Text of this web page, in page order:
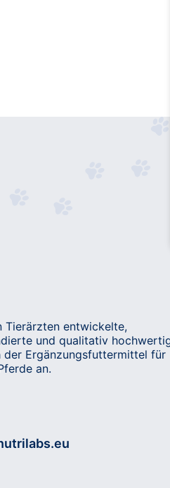
Tierärzten entwickelte,
und qualitativ
der Ergänzungsfuttermittel für
an.